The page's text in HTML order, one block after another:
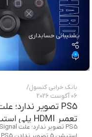
پشتیبانی حسابداری
0
بانک خرابی‌ کنسول
06 آگوست 2026
تعمیر HDMI پلی استیشن 5